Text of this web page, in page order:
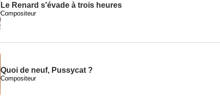
Le Renard s'évade à trois heures
Compositeur
Quoi de neuf, Pussycat ?
Compositeur